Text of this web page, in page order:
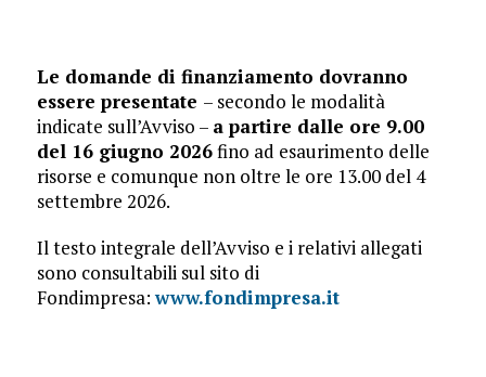
Le domande di finanziamento dovranno
essere presentate – secondo le modalità
indicate sull’Avviso – a partire dalle ore 9.00
del 16 giugno 2026fino ad esaurimento delle
risorse e comunque non oltre le ore 13.00 del 4
settembre 2026.
Il testo integrale dell’Avviso e i relativi allegati
sono consultabili sul sito di
Fondimpresa:www.fondimpresa.it